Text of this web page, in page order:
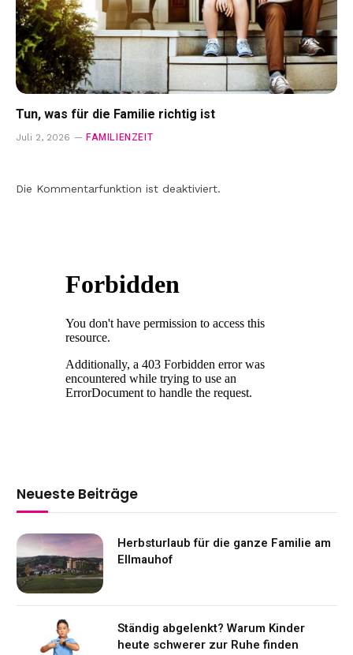
Tun, was für die Familie richtig ist
Juli 2, 2026 FAMILIENZEIT
Die Kommentarfunktion ist deaktiviert.
Neueste Beiträge
Herbsturlaub für die ganze Familie am
Ellmauhof
Ständig abgelenkt? Warum Kinder
heute schwerer zur Ruhe finden